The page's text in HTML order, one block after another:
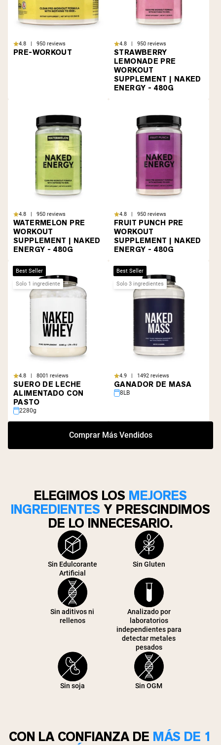
4.8 | 950 reviews
PRE-WORKOUT
4.8 | 950 reviews
STRAWBERRY
LEMONADE PRE
WORKOUT
SUPPLEMENT | NAKED
ENERGY - 480G
4.8 | 950 reviews
WATERMELON PRE
WORKOUT
SUPPLEMENT | NAKED
ENERGY - 480G
4.8 | 950 reviews
FRUIT PUNCH PRE
WORKOUT
SUPPLEMENT | NAKED
ENERGY - 480G
Best Seller
Solo 1 ingrediente
4.8 | 8001 reviews
SUERO DE LECHE
ALIMENTADO CON
PASTO
2280g
Best Seller
Solo 3 ingredientes
4.9 | 1492 reviews
GANADOR DE MASA
8LB
Comprar Más Vendidos
ELEGIMOS LOS MEJORES
INGREDIENTES Y PRESCINDIMOS
DE LO INNECESARIO.
Sin Edulcorante
Artificial
Sin Gluten
Sin aditivos ni
rellenos
Analizado por
laboratorios
independientes para
detectar metales
pesados
Sin soja Sin OGM
CON LA CONFIANZA DE MÁS DE 1